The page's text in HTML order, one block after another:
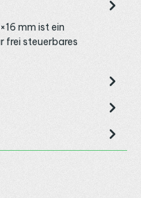
mm ist ein
frei steuerbares